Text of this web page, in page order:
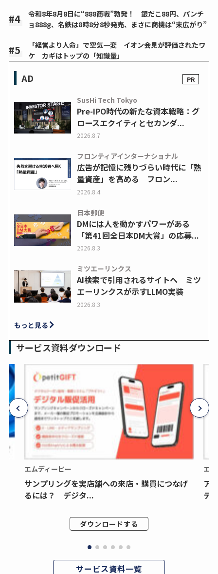
令和8年8月8日に“888商戦”勃発！ 銀だこ88円、パンチ
ョ888g、名鉄は8時8分8秒発売、まさに商機は“末広がり”
「経営より人命」で空気一変 イオン会見が評価されたワ
ケ カギはトップの「知識量」
AD
SusHi Tech Tokyo
Pre-IPO時代の新たな資本戦略：グ
ロースエクイティとセカンダ...
2026.8.7
フロンティアインターナショナル
広告が記憶に残りづらい時代に「熱
量資産」を高める フロン...
2026.8.4
日本郵便
DMには人を動かすパワーがある
「第41回全日本DM大賞」の応募...
2026.8.3
ミツエーリンクス
AI検索で引用されるサイトへ ミツ
エーリンクスが示すLLMO実装
2026.8.3
もっと見る
サービス資料ダウンロード
エムディーピー
サンプリングを実店舗への来店・購買につなげ
るには？ デジタ...
ダウンロードする
エ
ア
デ
サービス資料一覧